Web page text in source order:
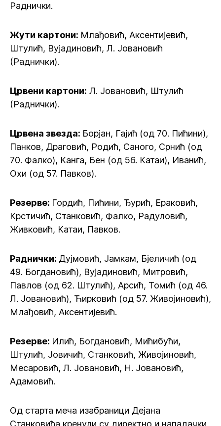
Раднички.
Жути картони: Млађовић, Аксентијевић,
Штулић, Вујадиновић, Л. Јовановић
(Раднички).
Црвени картони: Л. Јовановић, Штулић
(Раднички).
Црвена звезда: Борјан, Гајић (од 70. Пићини),
Панков, Драговић, Родић, Саного, Срнић (од
70. Фалко), Канга, Бен (од 56. Катаи), Иванић,
Охи (од 57. Павков).
Резерве: Гордић, Пићини, Ђурић, Ераковић,
Крстичић, Станковић, Фалко, Радуловић,
Живковић, Катаи, Павков.
Раднички: Дујмовић, Јамкам, Бјеличић (од
49. Богдановић), Вујадиновић, Митровић,
Павлов (од 62. Штулић), Арсић, Томић (од 46.
Л. Јовановић), Ћирковић (од 57. Живојиновић),
Млађовић, Аксентијевић.
Резерве: Илић, Богдановић, Мићибући,
Штулић, Јовичић, Станковић, Живојиновић,
Месаровић, Л. Јовановић, Н. Јовановић,
Адамовић.
Од старта меча изабраници Дејана
Станковића кренули су директно и нападачки,